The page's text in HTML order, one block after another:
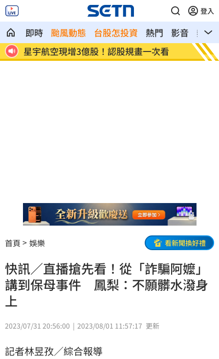
登入
即時 颱風動態 台股怎投資 熱門 影音
熱搜
班
星宇航空現增3億股！認股規畫一次看 鄭麗
首頁 娛樂 看新聞換好禮
快訊／直播搶先看！從「詐騙阿嬤」
講到保母事件 鳳梨：不願髒水潑身
上
2023/07/31 20:56:00 2023/08/01 11:57:17 更新
記者林昱孜／綜合報導